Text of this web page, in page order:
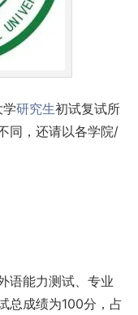
研究生初试复试所
同，还请以各学院/
语能力测试、专业
总成绩为100分，占